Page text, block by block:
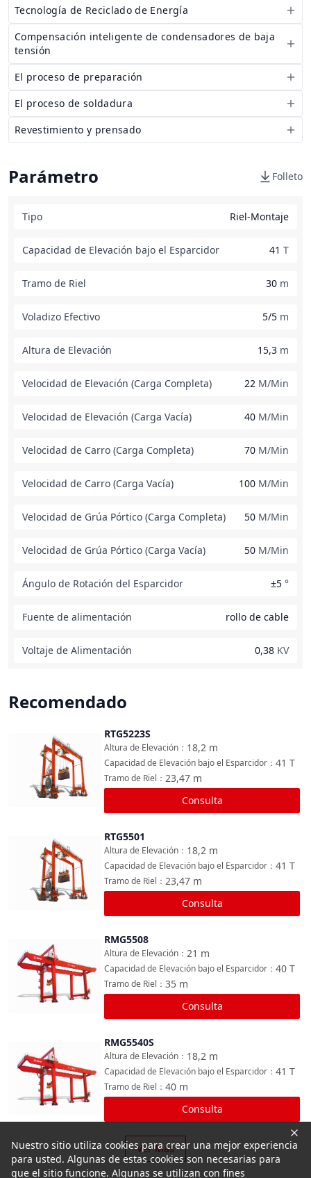
Tecnología de Reciclado de Energía
Compensación inteligente de condensadores de baja
tensión
El proceso de preparación
El proceso de soldadura
Revestimiento y prensado
Parámetro Folleto
Tipo Riel-Montaje
Capacidad de Elevación bajo el Esparcidor 41 T
Tramo de Riel 30 m
Voladizo Efectivo 5/5 m
Altura de Elevación 15,3 m
Velocidad de Elevación (Carga Completa) 22 M/Min
Velocidad de Elevación (Carga Vacía) 40 M/Min
Velocidad de Carro (Carga Completa) 70 M/Min
Velocidad de Carro (Carga Vacía) 100 M/Min
Velocidad de Grúa Pórtico (Carga Completa) 50 M/Min
Velocidad de Grúa Pórtico (Carga Vacía) 50 M/Min
Ángulo de Rotación del Esparcidor ±5 °
Fuente de alimentación rollo de cable
Voltaje de Alimentación 0,38 KV
Recomendado
Comparar
RTG5223S
18,2 m
Altura de Elevación ：
41 T
Capacidad de Elevación bajo el Esparcidor ：
23,47 m
Tramo de Riel ：
Consulta
Comparar
RTG5501
18,2 m
Altura de Elevación ：
41 T
Capacidad de Elevación bajo el Esparcidor ：
23,47 m
Tramo de Riel ：
Consulta
Comparar
RMG5508
21 m
Altura de Elevación ：
40 T
Capacidad de Elevación bajo el Esparcidor ：
35 m
Tramo de Riel ：
Consulta
Comparar
RMG5540S
18,2 m
Altura de Elevación ：
41 T
Capacidad de Elevación bajo el Esparcidor ：
40 m
Tramo de Riel ：
Consulta
Ver Más
Nuestro sitio utiliza cookies para crear una mejor experiencia
para usted. Algunas de estas cookies son necesarias para
que el sitio funcione. Algunas se utilizan con fines